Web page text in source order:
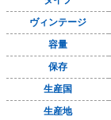
ヴィンテージ
容量
保存
生産国
生産地